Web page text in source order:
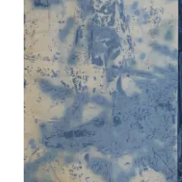
Jean-Pierre Le